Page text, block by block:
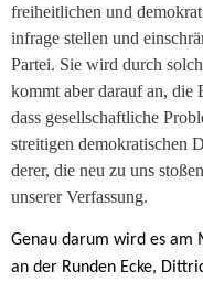
freiheitlichen und
infrage stellen und
Partei. Sie wird durch
kommt aber darauf an, die
dass gesellschaftliche
streitigen demokratischen
derer, die neu zu uns
unserer Verfassung.
Genau darum wird es am
an der Runden Ecke,